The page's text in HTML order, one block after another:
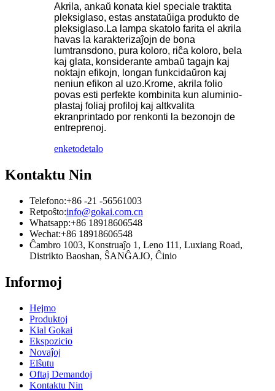
Akrila, ankaŭ konata kiel speciale traktita
pleksiglaso, estas anstataŭiga produkto de
pleksiglaso.La lampa skatolo farita el akrila
havas la karakterizaĵojn de bona
lumtransdono, pura koloro, riĉa koloro, bela
kaj glata, konsiderante ambaŭ tagajn kaj
noktajn efikojn, longan funkcidaŭron kaj
neniun efikon al uzo.Krome, akrila folio
povas esti perfekte kombinita kun aluminio-
plastaj foliaj profiloj kaj altkvalita
ekranprintado por renkonti la bezonojn de
entreprenoj.
enketodetalo
Kontaktu Nin
Telefono:+86 -21 -56561003
Retpoŝto:info@gokai.com.cn
Whatsapp:+86 18918606548
Wechat:+86 18918606548
Ĉambro 1003, Konstruaĵo 1, Leno 111, Luxiang Road,
Distrikto Baoshan, ŜANĜAJO, Ĉinio
Informoj
Hejmo
Produktoj
Kial Gokai
Ekspozicio
Novaĵoj
Elŝutu
Oftaj Demandoj
Kontaktu Nin